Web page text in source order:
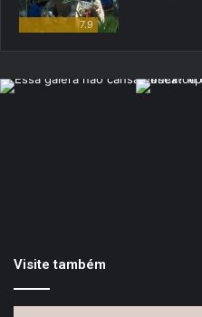
7.9
Visite também